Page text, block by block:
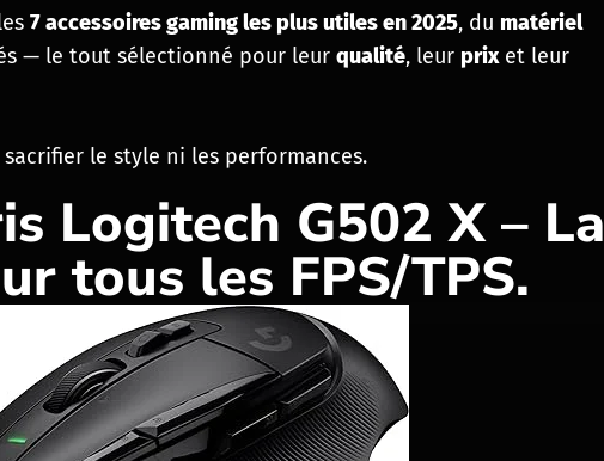
7 accessoires gaming les plus utiles en 2025, du matériel
— le tout sélectionné pour leur qualité, leur prixet leur
sacrifier le style ni les performances.
Logitech G502 X – La
tous les FPS/TPS.